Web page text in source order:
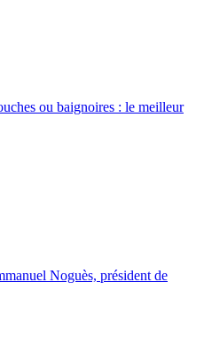
ou baignoires : le meilleur
Noguès, président de